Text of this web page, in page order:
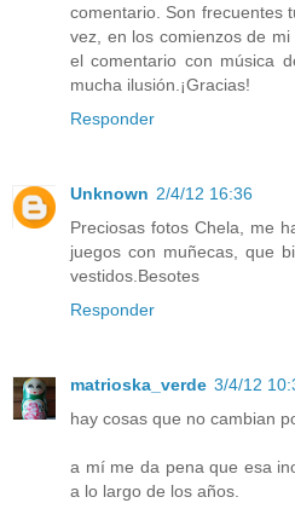
comentario. Son frecuentes
vez, en los comienzos de
el comentario con música
mucha ilusión.¡Gracias!
Responder
Unknown 2/4/12 16:36
Preciosas fotos Chela, me
juegos con muñecas, que
vestidos.Besotes
Responder
matrioska_verde 3/4/12
hay cosas que no cambian
a mí me da pena que esa
a lo largo de los años.